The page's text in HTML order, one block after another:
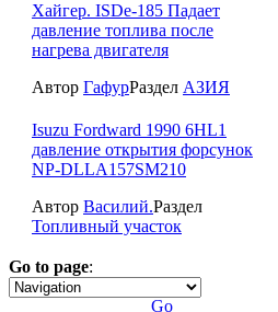
Хайгер. ISDe-185 Падает
давление топлива после
нагрева двигателя
Автор ГафурРаздел АЗИЯ
Isuzu Fordward 1990 6HL1
давление открытия форсунок
NP-DLLA157SM210
Автор Василий.Раздел
Топливный участок
Go to page:
1
Go